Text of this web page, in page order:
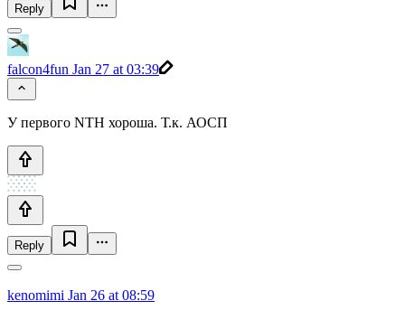
Reply
falcon4fun Jan 27 at 03:39
У первого NTH хороша. Т.к. АОСП
Reply
kenomimi Jan 26 at 08:59